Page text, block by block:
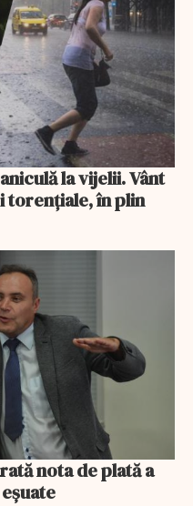
la vijelii. Vânt
torențiale, în plin
nota de plată a